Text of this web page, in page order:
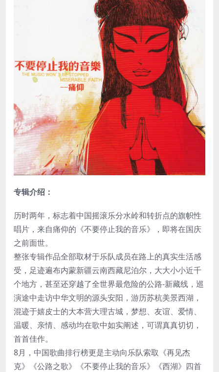
专辑介绍：
历时两年，标志着中国摇滚乐分水岭和转折点的旗帜性
唱片，来自痛仰的《不要停止我的音乐》，即将在国庆
之前面世。
整张专辑作品全部取材于乐队成员在路上的真实生活感
受，足迹遍布内蒙新疆云南西藏尼泊尔，大大小小近千
个地方，甚至还穿越了全世界最危险的公路-新藏线，巡
演途中走访中华文明的源头安阳，游历苏杭美景西湖，
混迹于嬉皮士的大本营大理古城，梦想、友谊、爱情、
温暖、亲情、感动均在歌中如实阐述，可谓真真切切，
首首佳作。
8月，中国歌曲排行榜更是主动向乐队索取《再见杰
克》《公路之歌》《不要停止我的音乐》《西湖》四首